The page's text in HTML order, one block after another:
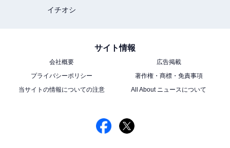
イチオシ
サイト情報
会社概要
広告掲載
プライバシーポリシー
著作権・商標・免責事項
当サイトの情報についての注意
All About ニュースについて